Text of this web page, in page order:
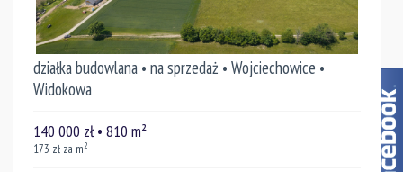
działka budowlana • na sprzedaż • Wojciechowice •
Widokowa
140 000 zł• 810 m²
173 zł za m2